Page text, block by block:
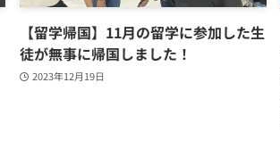
【留学帰国】11月の留学に参加した生
徒が無事に帰国しました！
2023年12月19日